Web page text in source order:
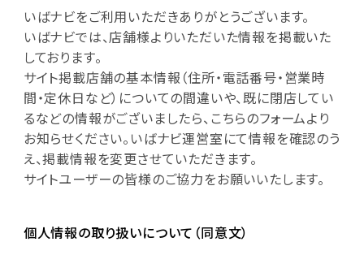
いばナビをご利用いただきありがとうございます。
いばナビでは、店舗様よりいただいた情報を掲載いた
しております。
サイト掲載店舗の基本情報（住所・電話番号・営業時
間・定休日など）についての間違いや、既に閉店してい
るなどの情報がございましたら、こちらのフォームより
お知らせください。いばナビ運営室にて情報を確認のう
え、掲載情報を変更させていただきます。
サイトユーザーの皆様のご協力をお願いいたします。
個人情報の取り扱いについて（同意文）